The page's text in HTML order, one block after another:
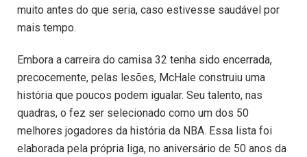
muito antes do que seria, caso estivesse saudável por
mais tempo.
Embora a carreira do camisa 32 tenha sido encerrada,
precocemente, pelas lesões, McHale construiu uma
história que poucos podem igualar. Seu talento, nas
quadras, o fez ser selecionado como um dos 50
melhores jogadores da história da NBA. Essa lista foi
elaborada pela própria liga, no aniversário de 50 anos da